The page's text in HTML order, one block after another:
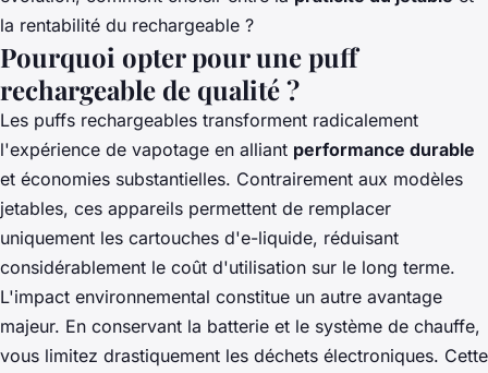
la rentabilité du rechargeable ?
Pourquoi opter pour une puff
rechargeable de qualité ?
Les puffs rechargeables transforment radicalement
l'expérience de vapotage en alliant performance durable
et économies substantielles. Contrairement aux modèles
jetables, ces appareils permettent de remplacer
uniquement les cartouches d'e-liquide, réduisant
considérablement le coût d'utilisation sur le long terme.
L'impact environnemental constitue un autre avantage
majeur. En conservant la batterie et le système de chauffe,
vous limitez drastiquement les déchets électroniques. Cette